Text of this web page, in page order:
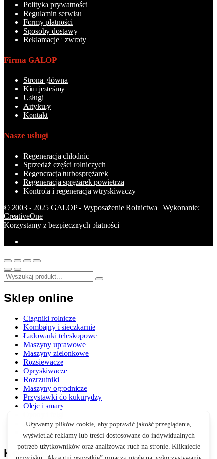
Polityka prywatności
Regulamin serwisu
Formy płatności
Sposoby dostawy
Reklamacje i zwroty
Firma GALOP
Strona główna
Kim jesteśmy
Usługi
Artykuły
Kontakt
Nasze usługi
Regeneracja chłodnic
Sprzedaż części rolniczych
Regeneracja turbosprężarek
Regeneracja sprężarek powietrza
Kontrola i regeneracja wtryskiwaczy
© 2003 - 2025 GALOP - Wyposażenie Rolnictwa | Wykonanie:
CreativeOne
Korzystamy z bezpiecznych płatności
Sklep online
Ciągniki rolnicze
Kombajny i sieczkarnie
Ładowarki teleskopowe
Maszyny uprawowe
Maszyny zielonkowe
Rozsiewacze
Opryskiwacze
Rozrzutniki
Maszyny ogrodnicze
Przystawki do kukurydzy
Oleje i smary
Akcesoria
Zabawki
Koszyk